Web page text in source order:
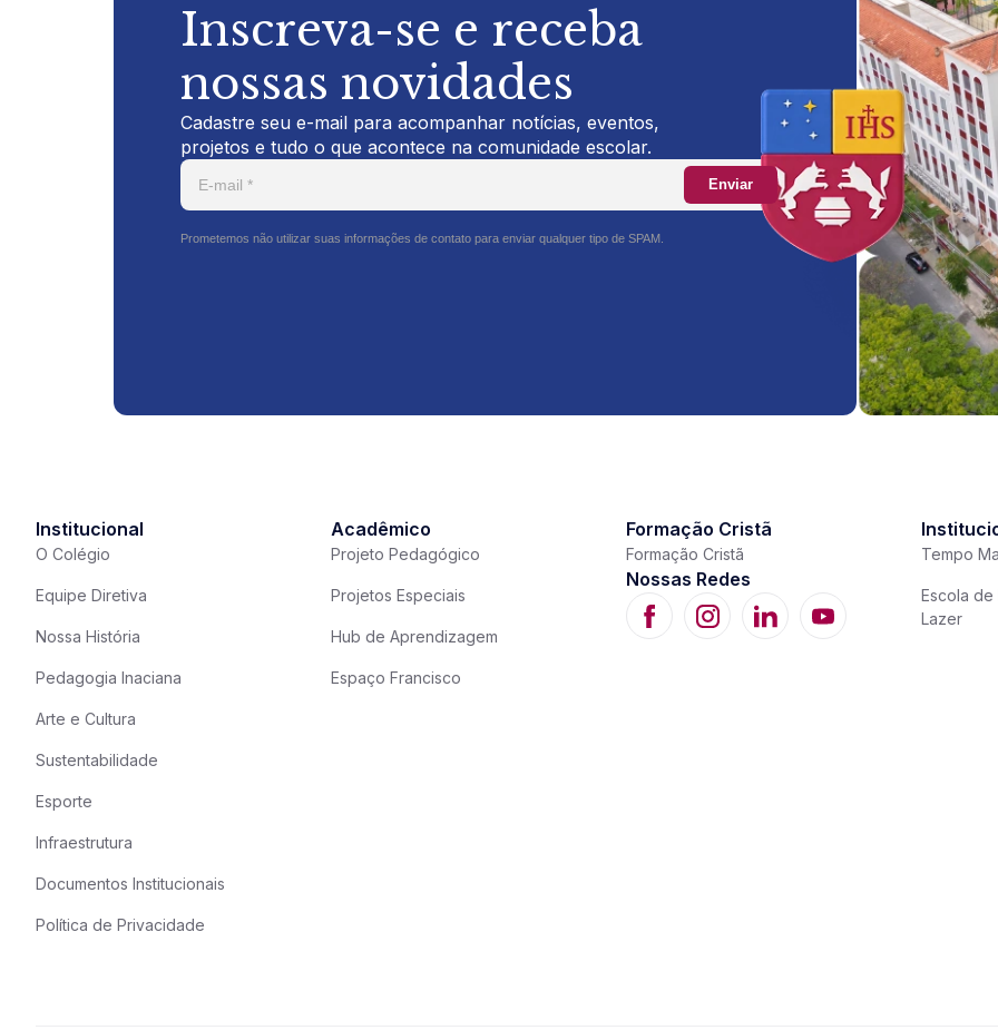
Inscreva-se e receba
nossas novidades
Cadastre seu e-mail para acompanhar notícias, eventos,
projetos e tudo o que acontece na comunidade escolar.
Enviar
Prometemos não utilizar suas informações de contato para enviar qualquer tipo de SPAM.
Institucional
O Colégio
Equipe Diretiva
Nossa História
Pedagogia Inaciana
Arte e Cultura
Sustentabilidade
Esporte
Infraestrutura
Documentos Institucionais
Política de Privacidade
Acadêmico
Projeto Pedagógico
Projetos Especiais
Hub de Aprendizagem
Espaço Francisco
Formação Cristã
Formação Cristã
Nossas Redes
Tempo
Escola de
Lazer